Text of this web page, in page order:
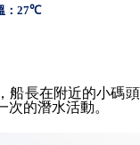
： 27℃
船長在附近的小碼
次的潛水活動。